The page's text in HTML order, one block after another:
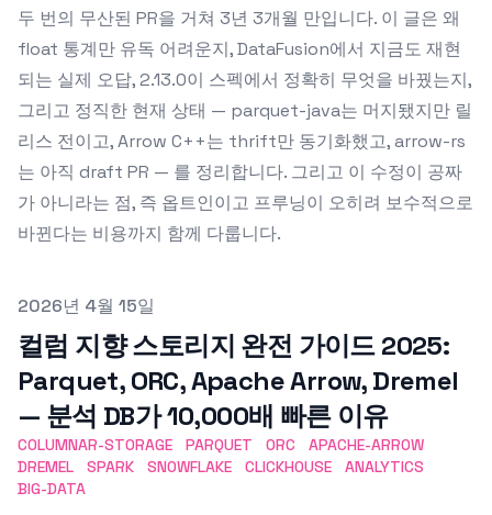
두 번의 무산된 PR을 거쳐 3년 3개월 만입니다. 이 글은 왜
float 통계만 유독 어려운지, DataFusion에서 지금도 재현
되는 실제 오답, 2.13.0이 스펙에서 정확히 무엇을 바꿨는지,
그리고 정직한 현재 상태 — parquet-java는 머지됐지만 릴
리스 전이고, Arrow C++는 thrift만 동기화했고, arrow-rs
는 아직 draft PR — 를 정리합니다. 그리고 이 수정이 공짜
가 아니라는 점, 즉 옵트인이고 프루닝이 오히려 보수적으로
바뀐다는 비용까지 함께 다룹니다.
Published on
2026년 4월 15일
컬럼 지향 스토리지 완전 가이드 2025:
Parquet, ORC, Apache Arrow, Dremel
— 분석 DB가 10,000배 빠른 이유
COLUMNAR-STORAGE PARQUET ORC
APACHE-ARROW
DREMEL
SPARK SNOWFLAKE CLICKHOUSE
ANALYTICS
BIG-DATA